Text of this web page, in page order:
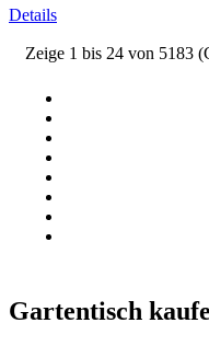
Details
Zeige 1 bis 24 von 5183
Gartentisch